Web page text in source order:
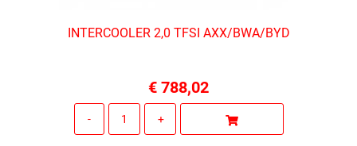
INTERCOOLER 2,0 TFSI AXX/BWA/BYD
€ 788,02